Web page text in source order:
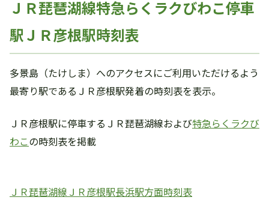
ＪＲ琵琶湖線特急らくラクびわこ停車
駅ＪＲ彦根駅時刻表
多景島（たけしま）へのアクセスにご利用いただけるよう
最寄り駅であるＪＲ彦根駅発着の時刻表を表示。
ＪＲ彦根駅に停車するＪＲ琵琶湖線および特急らくラクび
わこの時刻表を掲載
ＪＲ琵琶湖線ＪＲ彦根駅長浜駅方面時刻表